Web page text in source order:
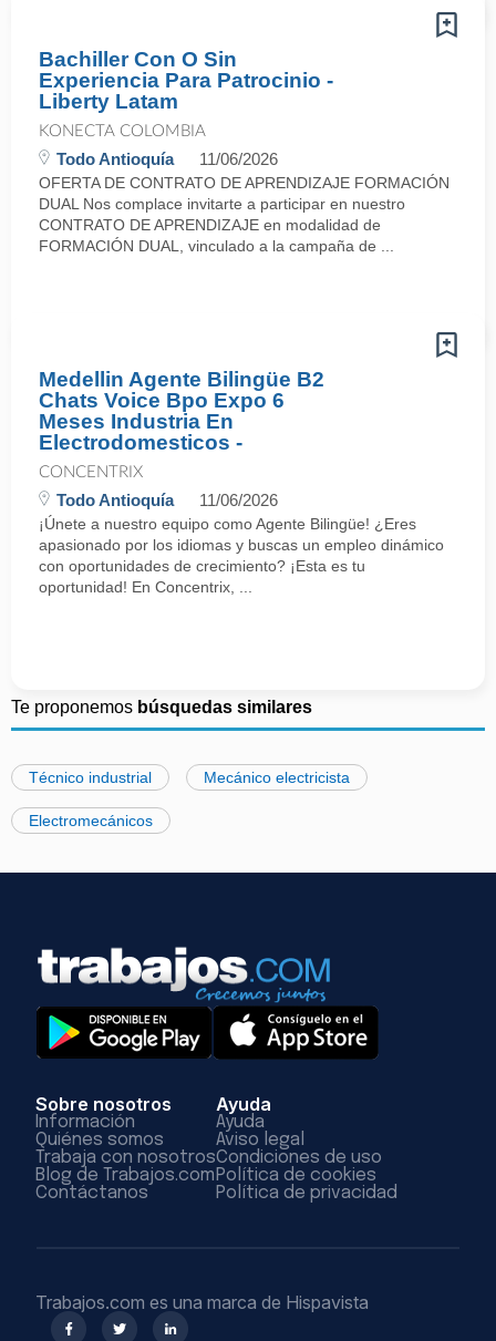
Bachiller Con O Sin
Experiencia Para Patrocinio -
Liberty Latam
KONECTA COLOMBIA
Todo Antioquía 11/06/2026
OFERTA DE CONTRATO DE APRENDIZAJE FORMACIÓN
DUAL Nos complace invitarte a participar en nuestro
CONTRATO DE APRENDIZAJE en modalidad de
FORMACIÓN DUAL, vinculado a la campaña de ...
Medellin Agente Bilingüe B2
Chats Voice Bpo Expo 6
Meses Industria En
Electrodomesticos -
CONCENTRIX
Todo Antioquía 11/06/2026
¡Únete a nuestro equipo como Agente Bilingüe! ¿Eres
apasionado por los idiomas y buscas un empleo dinámico
con oportunidades de crecimiento? ¡Esta es tu
oportunidad! En Concentrix, ...
Te proponemos búsquedas similares
Técnico industrial Mecánico electricista
Electromecánicos
Sobre nosotros
Información
Quiénes somos
Trabaja con nosotros
Blog de Trabajos.com
Contáctanos
Ayuda
Ayuda
Aviso legal
Condiciones de uso
Política de cookies
Política de privacidad
Trabajos.com es una marca de Hispavista